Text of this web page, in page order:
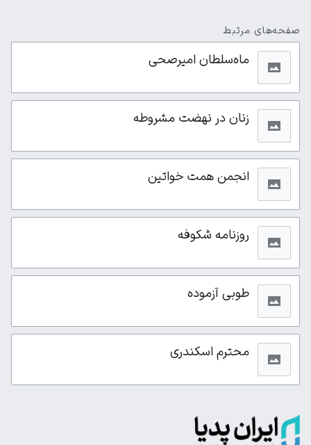
صفحه‌های مرتبط
ماه‌سلطان امیرصحی
زنان در نهضت مشروطه
انجمن همت خواتین
روزنامه شکوفه
طوبی آزموده
محترم اسکندری